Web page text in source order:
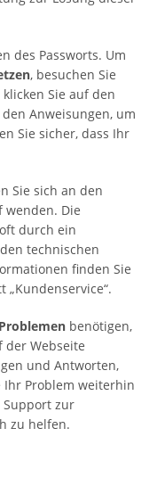
des Passworts. Um
, besuchen Sie
Sie auf den
den Anweisungen, um
Sie sicher, dass Ihr
Sie sich an den
wenden. Die
durch ein
technischen
finden Sie
benötigen,
der Webseite
und Antworten,
Problem weiterhin
Support zur
zu helfen.